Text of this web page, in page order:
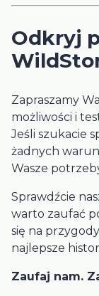
Odkryj
Zapraszamy
możliwości i
Jeśli szukacie
żadnych
Wasze
Sprawdźcie
warto zaufać
się na
najlepsze
Zaufaj nam.